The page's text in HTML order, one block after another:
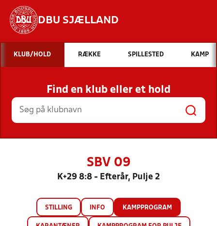
DBU SJÆLLAND
Hvad vil du søge efter?
INDHOLD OG NYHEDER
STILLINGER, RESULTATER, KLUBBER OG
HOLD
KLUB/HOLD RÆKKE SPILLESTED KAMP
Find en klub eller et hold
SBV 09
K+29 8:8 - Efterår, Pulje 2
STILLING INFO KAMPPROGRAM